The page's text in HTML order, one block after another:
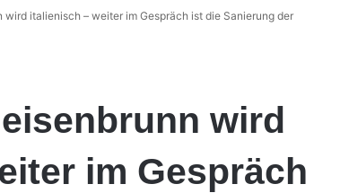
wird italienisch – weiter im Gespräch ist die Sanierung der
wird
im Gespräch